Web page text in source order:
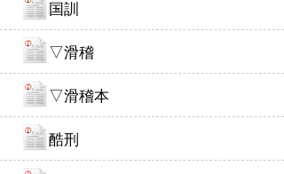
国訓
▽滑稽
▽滑稽本
酷刑